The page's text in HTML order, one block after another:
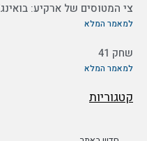
צי המטוסים של ארקיע: בואינג787 EI-NEW
למאמר המלא
שחק 41
למאמר המלא
קטגוריות